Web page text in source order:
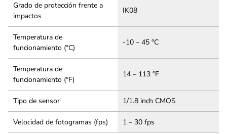
Grado de protección frente a
impactos
IK08
Temperatura de
funcionamiento (°C)
-10 – 45 °C
Temperatura de
funcionamiento (°F)
14 – 113 °F
Tipo de sensor 1/1.8 inch CMOS
Velocidad de fotogramas (fps) 1 – 30 fps